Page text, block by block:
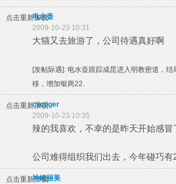
点击重新加载
电水壶
2009-10-23 10:31
大猫又去旅游了，公司待遇真好啊
[发帖际遇]: 电水壶跟踪成昆进入明教密道，
移，增加银两22.
点击重新加载
ciictiger
2009-10-23 10:35
辣的我喜欢，不幸的是昨天开始感冒
公司难得组织我们出去，今年碰巧有
点击重新加载
神崎丽美